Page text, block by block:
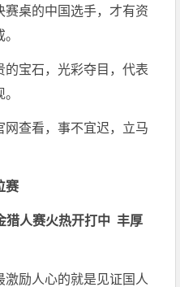
桌的中国选手，才有资
的宝石，光彩夺目，代表
网查看，事不宜迟，立马
赛
猎人赛火热开打中 丰厚
励人心的就是见证国人